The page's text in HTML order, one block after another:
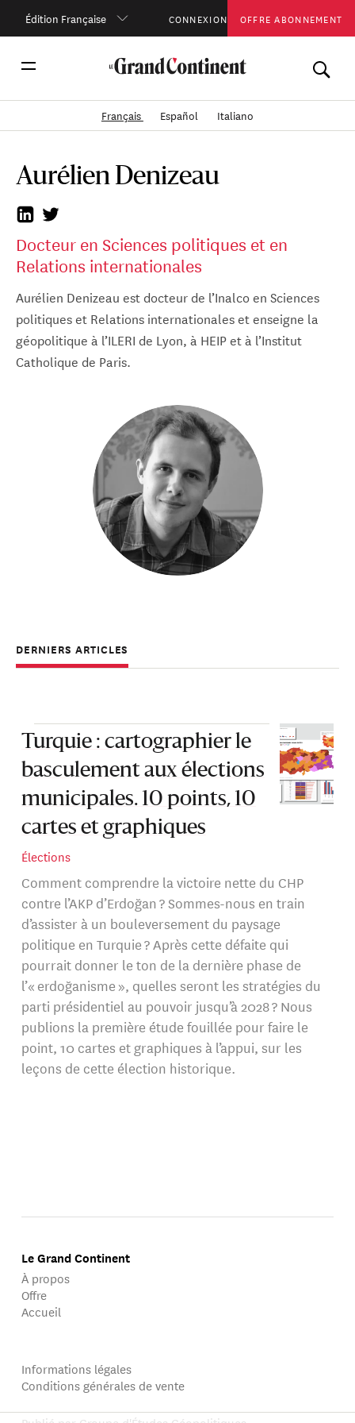
Édition Française CONNEXION OFFRE ABONNEMENT
Français Español Italiano
Aurélien Denizeau
Docteur en Sciences politiques et en
Relations internationales
Aurélien Denizeau est docteur de l’Inalco en Sciences
politiques et Relations internationales et enseigne la
géopolitique à l’ILERI de Lyon, à HEIP et à l’Institut
Catholique de Paris.
DERNIERS ARTICLES
Turquie : cartographier le
basculement aux élections
municipales. 10 points, 10
cartes et graphiques
Élections
Comment comprendre la victoire nette du CHP
contre l’AKP d’Erdoğan ? Sommes-nous en train
d’assister à un bouleversement du paysage
politique en Turquie ? Après cette défaite qui
pourrait donner le ton de la dernière phase de
l’« erdoğanisme », quelles seront les stratégies du
parti présidentiel au pouvoir jusqu’à 2028 ? Nous
publions la première étude fouillée pour faire le
point, 10 cartes et graphiques à l’appui, sur les
leçons de cette élection historique.
Le Grand Continent
À propos
Offre
Accueil
Informations légales
Conditions générales de vente